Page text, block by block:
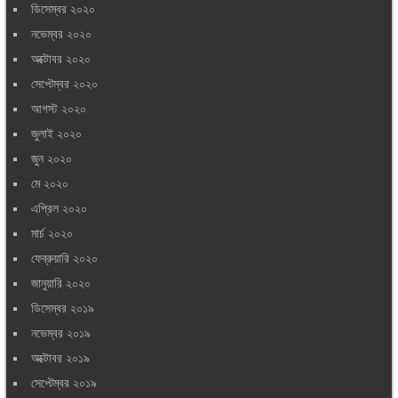
ডিসেম্বর ২০২০
নভেম্বর ২০২০
অক্টোবর ২০২০
সেপ্টেম্বর ২০২০
আগস্ট ২০২০
জুলাই ২০২০
জুন ২০২০
মে ২০২০
এপ্রিল ২০২০
মার্চ ২০২০
ফেব্রুয়ারি ২০২০
জানুয়ারি ২০২০
ডিসেম্বর ২০১৯
নভেম্বর ২০১৯
অক্টোবর ২০১৯
সেপ্টেম্বর ২০১৯